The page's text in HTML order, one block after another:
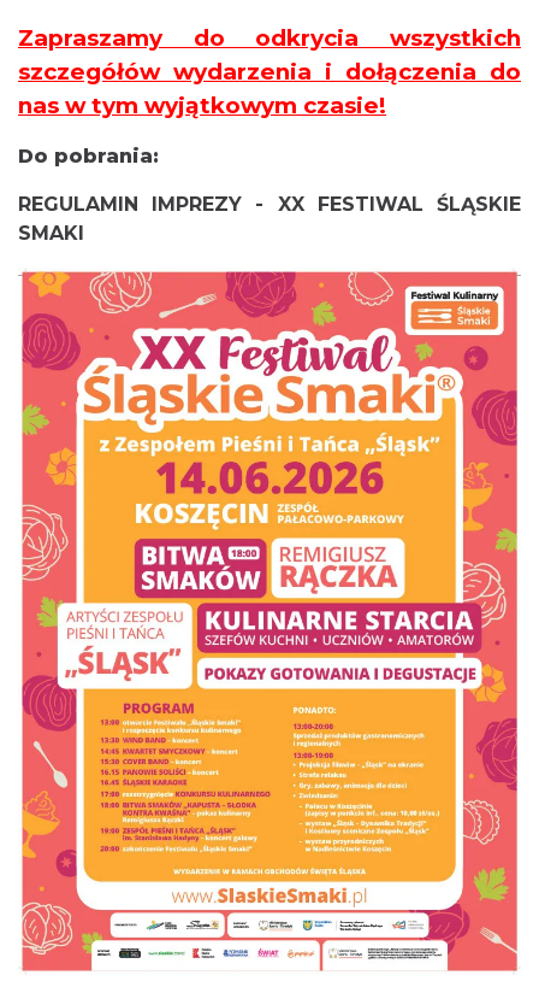
Zapraszamy do odkrycia wszystkich
szczegółów wydarzenia i dołączenia do
nas w tym wyjątkowym czasie!
Do pobrania:
REGULAMIN IMPREZY - XX FESTIWAL ŚLĄSKIE
SMAKI